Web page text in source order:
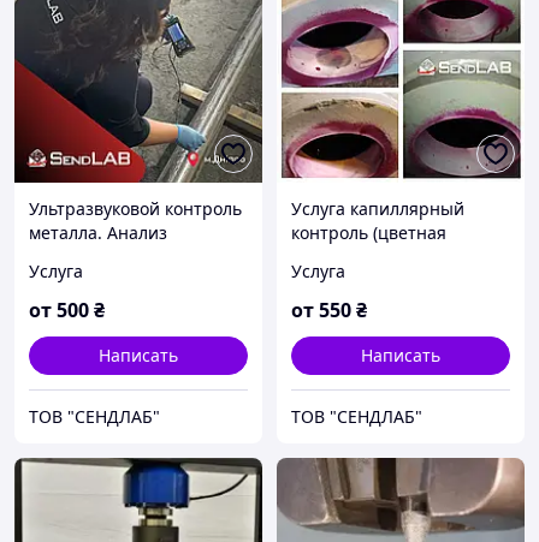
Ультразвуковой контроль
металла. Анализ
Услуга
от500₴
Написать
ТОВ "СЕНДЛАБ"
Услуга капиллярный
контроль (цветная
Неразрушающий
контроль металлов.
Услуга
от550₴
Написать
ТОВ "СЕНДЛАБ"